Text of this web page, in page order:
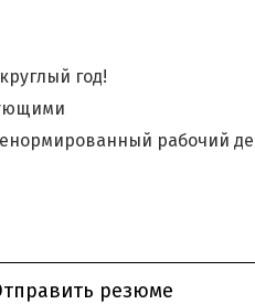
год!
рабочий
резюме